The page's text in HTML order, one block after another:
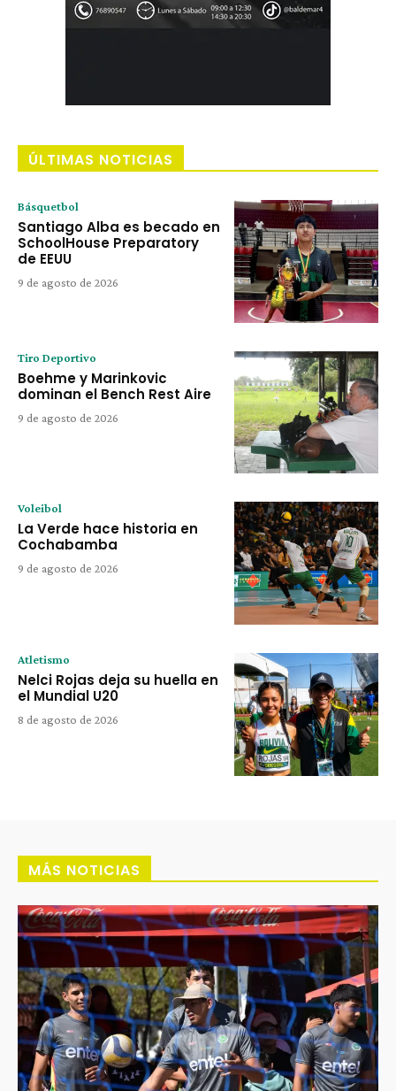
ÚLTIMAS NOTICIAS
Básquetbol
Santiago Alba es becado en
SchoolHouse Preparatory
de EEUU
9 de agosto de 2026
Tiro Deportivo
Boehme y Marinkovic
dominan el Bench Rest Aire
9 de agosto de 2026
Voleibol
La Verde hace historia en
Cochabamba
9 de agosto de 2026
Atletismo
Nelci Rojas deja su huella en
el Mundial U20
8 de agosto de 2026
MÁS NOTICIAS